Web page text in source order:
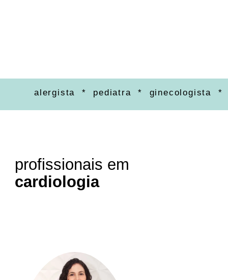
alergista * pediatra * ginecologista *
profissionais em
cardiologia